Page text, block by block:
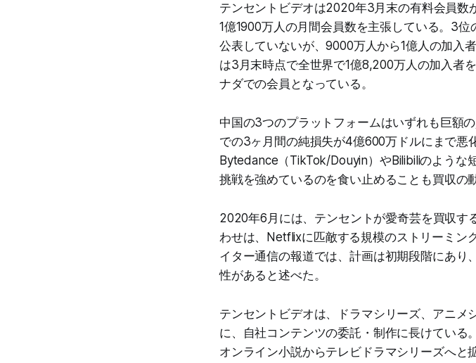
テンセントビデオは2020年3月末の有料会員数
1億1900万人の月間会員数を主張している。3
公表していないが、9000万人から1億人の加入
は3月末時点で全世界で1億8,200万人の加入者
ナダでの会員となっている。
中国の3つのプラットフォームはいずれも巨額
での3ヶ月間の純損失が4億600万ドルにまで悪
Bytedance（TikTok/Douyin）やBilibiliのような
挑戦を強めているのを食い止めることも買収の
2020年6月には、テンセントが愛奇芸を買収す
わせは、Netflixに匹敵する規模のストリーミン
イター通信の報道では、計画は初期段階にあり
性があると述べた。
テンセントビデオは、ドラマシリーズ、アニ
に、自社コンテンツの委託・制作に長けている
オンライン小説からテレビドラマシリーズへと